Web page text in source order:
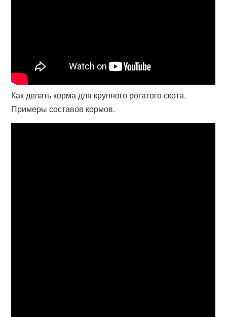
Как делать корма для крупного рогатого скота.
Примеры составов кормов.